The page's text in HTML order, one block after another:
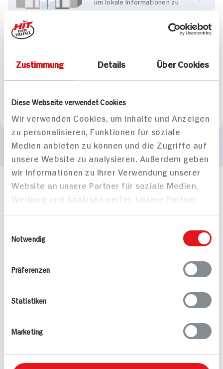
Zustimmung Details Über Cookies
Diese Webseite verwendet Cookies
Wir verwenden Cookies, um Inhalte und Anzeigen
zu personalisieren, Funktionen für soziale
Medien anbieten zu können und die Zugriffe auf
unsere Website zu analysieren. Außerdem geben
wir Informationen zu Ihrer Verwendung unserer
Website an unsere Partner für soziale Medien,
Werbung und Analysen weiter. Unsere Partner
bereitgestellt haben oder die sie im Rahmen
Notwendig
Präferenzen
Statistiken
Marketing
sehen.
Eigenschaften
Bio Allgäuer
Häufig gestellte Fragen
Mehr Informationen in unserem FAQ
kontakt
hit.de
(0228) 42967 0
Folgen Sie uns auf TikTok